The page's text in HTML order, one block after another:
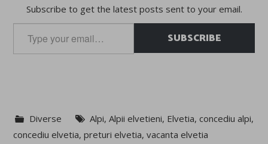
Subscribe to get the latest posts sent to your email.
your
email…
SUBSCRIBE
Diverse Alpi,Alpii elvetieni, Elvetia,concediu alpi,
concediu elvetia,preturi elvetia,vacanta elvetia